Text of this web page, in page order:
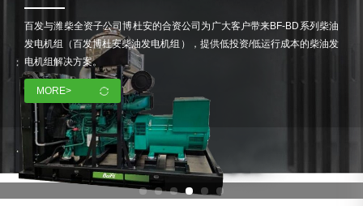
百发与潍柴全资子公司博杜安的合资公司为广大客户带来BF-BD系列柴油
发电机组（百发博杜安柴油发电机组），提供低投资/低运行成本的柴油发
电机组解决方案。
MORE>